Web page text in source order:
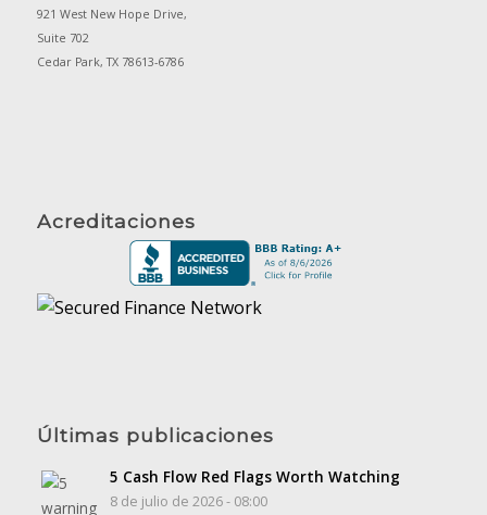
921 West New Hope Drive,
Suite 702
Cedar Park, TX 78613-6786
Acreditaciones
Últimas publicaciones
5 Cash Flow Red Flags Worth Watching
8 de julio de 2026 - 08:00